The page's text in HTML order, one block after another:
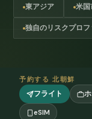
東アジア 米国
独自のリスクプロ
予約する 北朝鮮
フライト
eSIM